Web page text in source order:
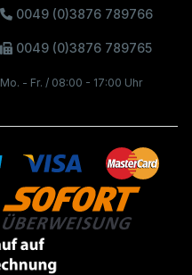
0049 (0)3876 789766
0049 (0)3876 789765
Mo. - Fr. / 08:00 - 17:00 Uhr